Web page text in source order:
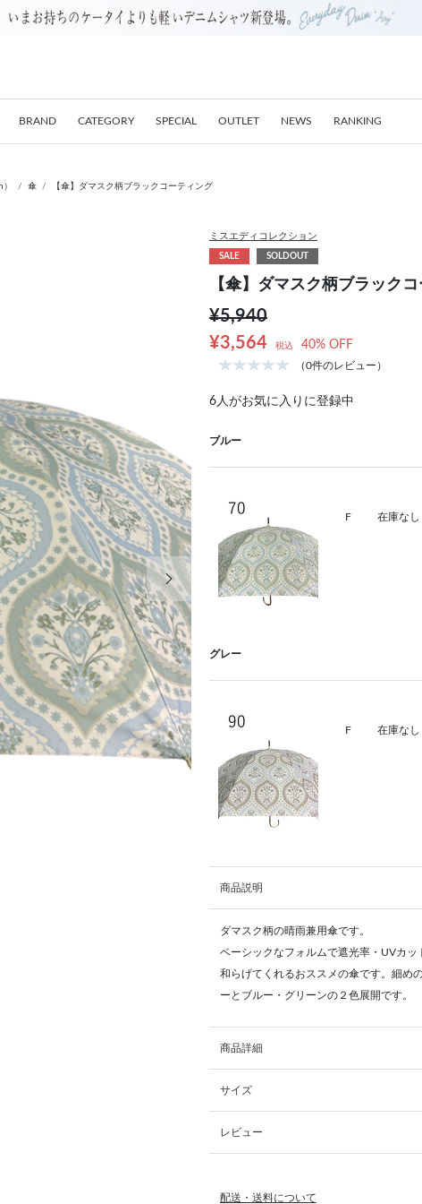
BRAND CATEGORY SPECIAL OUTLET NEWS RANKING
傘 【傘】ダマスク柄ブラックコーティング
次の画像
ミスエディコレクション
SALE SOLDOUT
【傘】ダマスク柄ブラック
¥5,940
¥3,564
税込 40% OFF
（0件のレビュー）
6人がお気に入りに登録中
ブルー
F 在庫なし
グレー
F 在庫なし
商品説明
ダマスク柄の晴雨兼用傘です。
ベーシックなフォルムで遮光率・UVカ
和らげてくれるおススメの傘です。細め
ーとブルー・グリーンの２色展開です。
商品詳細
サイズ
レビュー
配送・送料について